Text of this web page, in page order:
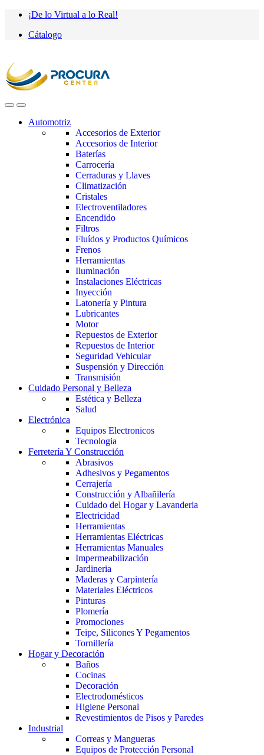
Saltar
navegación
saltar
contenido
¡De lo Virtual a lo Real!
Cátalogo
Automotriz
Accesorios de Exterior
Accesorios de Interior
Baterías
Carrocería
Cerraduras y Llaves
Climatización
Cristales
Electroventiladores
Encendido
Filtros
Fluídos y Productos Químicos
Frenos
Herramientas
Iluminación
Instalaciones Eléctricas
Inyección
Latonería y Pintura
Lubricantes
Motor
Repuestos de Exterior
Repuestos de Interior
Seguridad Vehicular
Suspensión y Dirección
Transmisión
Cuidado Personal y Belleza
Estética y Belleza
Salud
Electrónica
Equipos Electronicos
Tecnologia
Ferretería Y Construcción
Abrasivos
Adhesivos y Pegamentos
Cerrajería
Construcción y Albañilería
Cuidado del Hogar y Lavanderia
Electricidad
Herramientas
Herramientas Eléctricas
Herramientas Manuales
Impermeabilización
Jardineria
Maderas y Carpintería
Materiales Eléctricos
Pinturas
Plomería
Promociones
Teipe, Silicones Y Pegamentos
Tornillería
Hogar y Decoración
Baños
Cocinas
Decoración
Electrodomésticos
Higiene Personal
Revestimientos de Pisos y Paredes
Industrial
Correas y Mangueras
Equipos de Protección Personal